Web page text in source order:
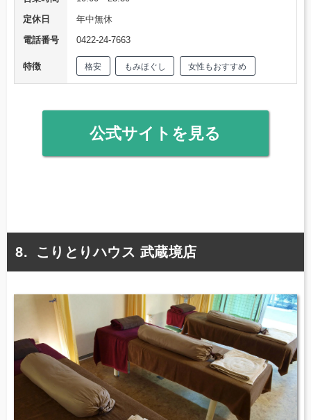
定休日
年中無休
電話番号
0422-24-7663
特徴 格安 もみほぐし 女性もおすすめ
公式サイトを見る
こりとりハウス 武蔵境店